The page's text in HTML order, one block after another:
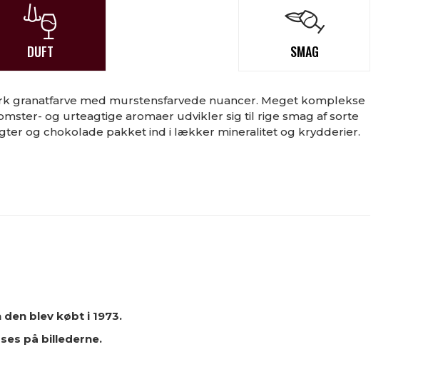
DUFT SMAG
granatfarve med murstensfarvede nuancer. Meget komplekse
og urteagtige aromaer udvikler sig til rige smag af sorte
og chokolade pakket ind i lækker mineralitet og krydderier.
blev købt i 1973.
på billederne.